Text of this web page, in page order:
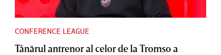
CONFERENCE LEAGUE
Tânărul antrenor al celor de la Tromso a